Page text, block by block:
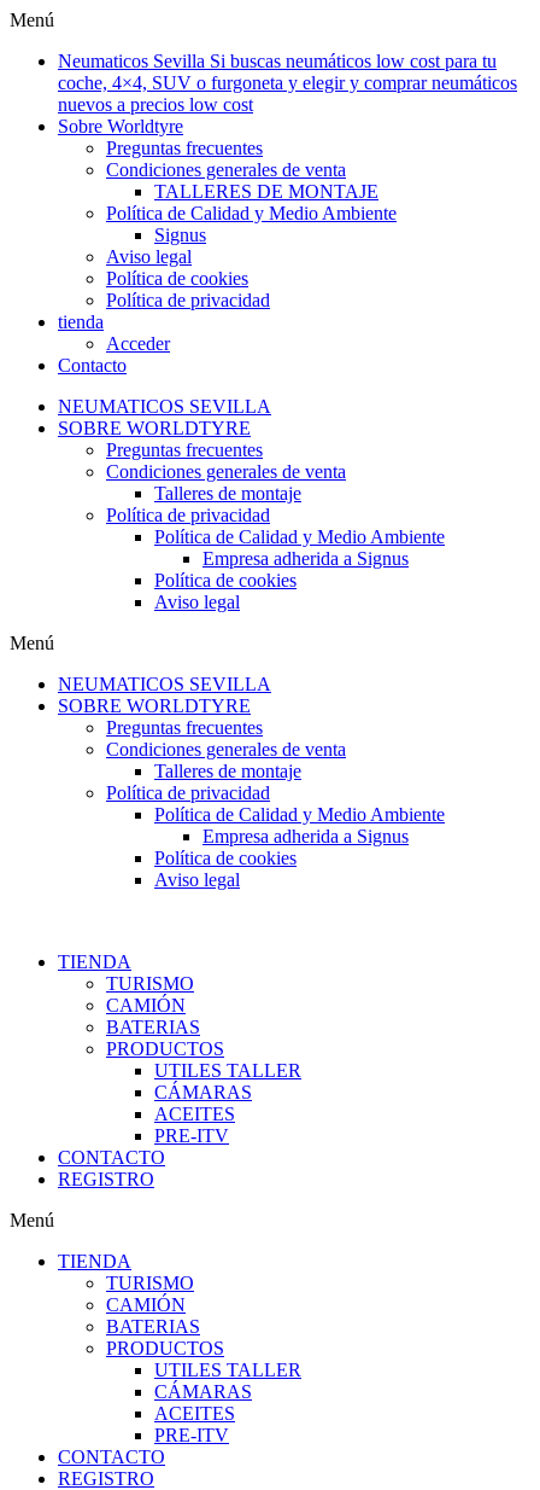
Ir
contenido
Menú
Neumaticos Sevilla Si buscas neumáticos low cost para tu
coche, 4×4, SUV o furgoneta y elegir y comprar neumáticos
nuevos a precios low cost
Sobre Worldtyre
Preguntas frecuentes
Condiciones generales de venta
TALLERES DE MONTAJE
Política de Calidad y Medio Ambiente
Signus
Aviso legal
Política de cookies
Política de privacidad
tienda
Acceder
Contacto
NEUMATICOS SEVILLA
SOBRE WORLDTYRE
Preguntas frecuentes
Condiciones generales de venta
Talleres de montaje
Política de privacidad
Política de Calidad y Medio Ambiente
Empresa adherida a Signus
Política de cookies
Aviso legal
Menú
NEUMATICOS SEVILLA
SOBRE WORLDTYRE
Preguntas frecuentes
Condiciones generales de venta
Talleres de montaje
Política de privacidad
Política de Calidad y Medio Ambiente
Empresa adherida a Signus
Política de cookies
Aviso legal
TIENDA
TURISMO
CAMIÓN
BATERIAS
PRODUCTOS
UTILES TALLER
CÁMARAS
ACEITES
PRE-ITV
CONTACTO
REGISTRO
Menú
TIENDA
TURISMO
CAMIÓN
BATERIAS
PRODUCTOS
UTILES TALLER
CÁMARAS
ACEITES
PRE-ITV
CONTACTO
REGISTRO